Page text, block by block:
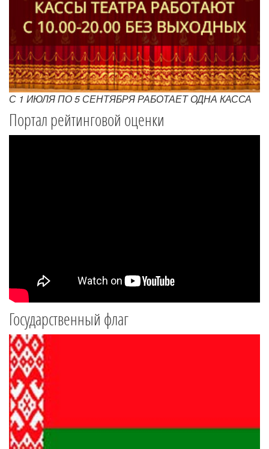
С 1 ИЮЛЯ ПО 5 СЕНТЯБРЯ РАБОТАЕТ ОДНА КАССА
Портал рейтинговой оценки
Государственный флаг